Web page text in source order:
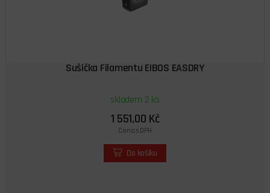
Sušička Filamentu EIBOS EASDRY
skladem 2 ks
1 551,00 Kč
Cena s DPH
Do košíku